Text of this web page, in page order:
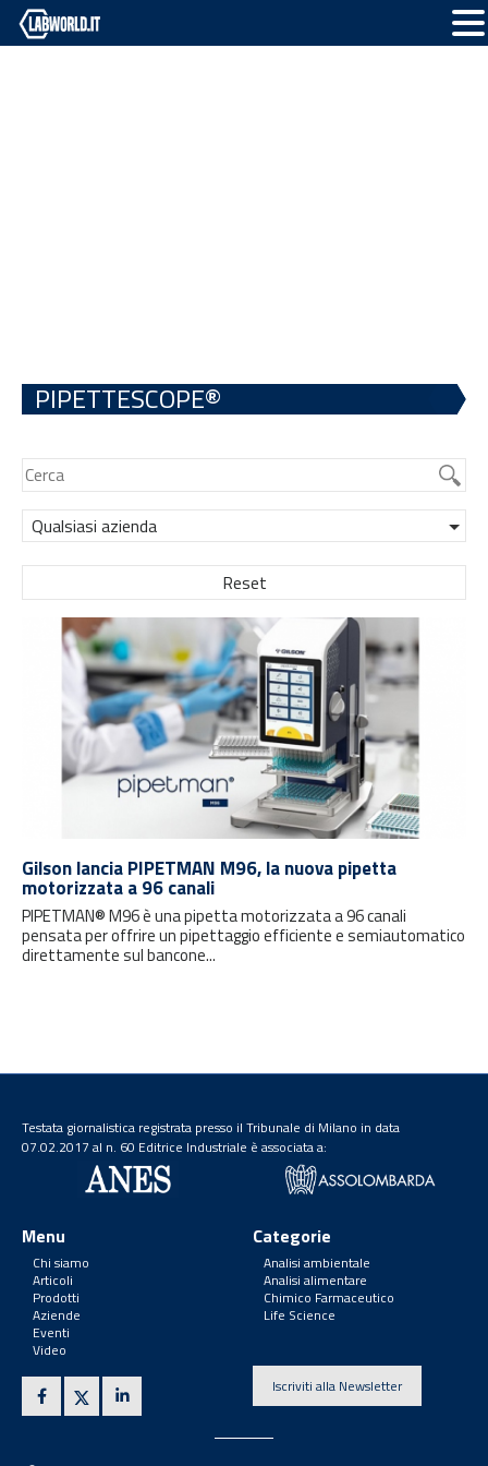
PIPETTESCOPE®
Qualsiasi azienda
Reset
Gilson lancia PIPETMAN M96, la nuova pipetta
motorizzata a 96 canali
PIPETMAN® M96 è una pipetta motorizzata a 96 canali
pensata per offrire un pipettaggio efficiente e semiautomatico
direttamente sul bancone...
Testata giornalistica registrata presso il Tribunale di Milano in data
07.02.2017 al n. 60 Editrice Industriale è associata a:
Menu
Chi siamo
Articoli
Prodotti
Aziende
Eventi
Video
Categorie
Analisi ambientale
Analisi alimentare
Chimico Farmaceutico
Life Science
Iscriviti alla Newsletter